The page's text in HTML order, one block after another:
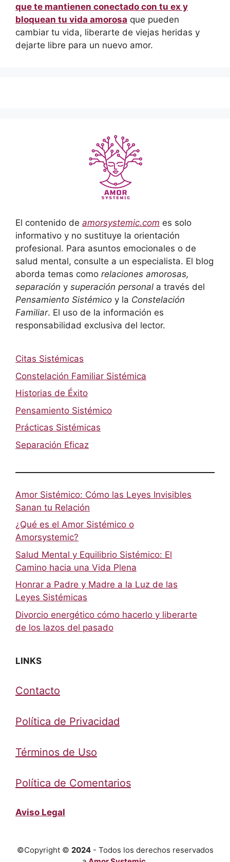
que te mantienen conectado con tu ex y
bloquean tu vida amorosa que pueden
cambiar tu vida, liberarte de viejas heridas y
dejarte libre para un nuevo amor.
El contenido de amorsystemic.com es solo
informativo y no sustituye la orientación
profesional. Para asuntos emocionales o de
salud mental, consulte a un especialista. El blog
aborda temas como relaciones amorosas,
separación y superación personal a través del
Pensamiento Sistémico y la Constelación
Familiar. El uso de la información es
responsabilidad exclusiva del lector.
Citas Sistémicas
Constelación Familiar Sistémica
Historias de Éxito
Pensamiento Sistémico
Prácticas Sistémicas
Separación Eficaz
Amor Sistémico: Cómo las Leyes Invisibles
Sanan tu Relación
¿Qué es el Amor Sistémico o
Amorsystemic?
Salud Mental y Equilibrio Sistémico: El
Camino hacia una Vida Plena
Honrar a Padre y Madre a la Luz de las
Leyes Sistémicas
Divorcio energético cómo hacerlo y liberarte
de los lazos del pasado
LINKS
Contacto
Política de Privacidad
Términos de Uso
Política de Comentarios
Aviso Legal
©Copyright © 2024- Todos los derechos reservados